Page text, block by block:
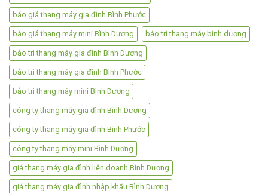
báo giá thang máy gia đình Bình Phước
báo giá thang máy mini Bình Dương bảo trì thang máy bình dương
bảo trì thang máy gia đình Bình Dương
bảo trì thang máy gia đình Bình Phước
bảo trì thang máy mini Bình Dương
công ty thang máy gia đình Bình Dương
công ty thang máy gia đình Bình Phước
công ty thang máy mini Bình Dương
giá thang máy gia đình liên doanh Bình Dương
giá thang máy gia đình nhập khẩu Bình Dương